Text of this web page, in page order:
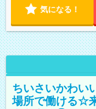
気になる！
ちいさいかわい
場所で働ける☆